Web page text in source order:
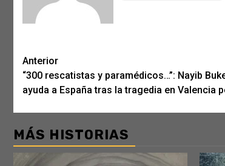
Post
navigation
Anterior
“300 rescatistas y paramédicos…”: Nayib
ayuda a España tras la tragedia en Valencia
MÁS HISTORIAS